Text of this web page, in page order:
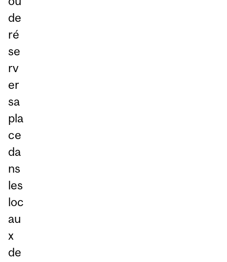
de
ré
se
rv
er
sa
pla
ce
da
ns
les
loc
au
x
de